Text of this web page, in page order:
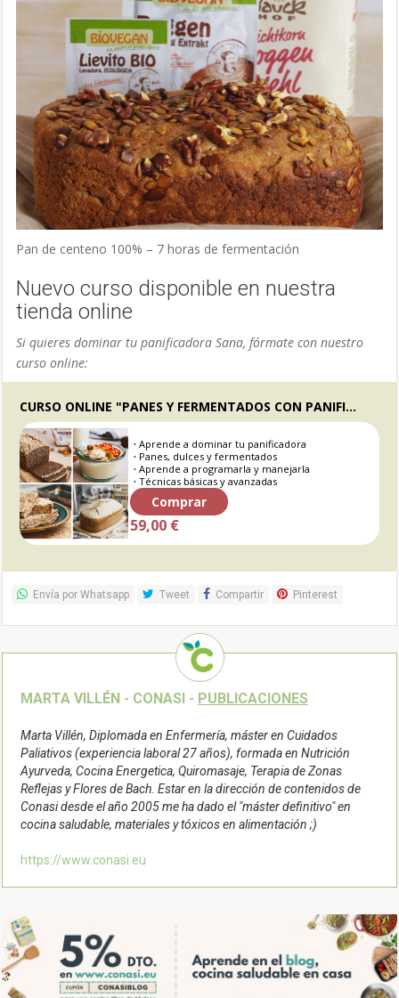
Pan de centeno 100% – 7 horas de fermentación
Nuevo curso disponible en nuestra
tienda online
Si quieres dominar tu panificadora Sana, fórmate con nuestro
curso online:
CURSO ONLINE "PANES Y FERMENTADOS CON PANIFICADORA SANA"
Aprende a dominar tu panificadora
Panes, dulces y fermentados
Aprende a programarla y manejarla
Técnicas básicas y avanzadas
Comprar
59,00 €
Envía por Whatsapp Tweet Compartir Pinterest
MARTA VILLÉN - CONASI - PUBLICACIONES
Marta Villén, Diplomada en Enfermería, máster en Cuidados
Paliativos (experiencia laboral 27 años), formada en Nutrición
Ayurveda, Cocina Energetica, Quiromasaje, Terapia de Zonas
Reflejas y Flores de Bach. Estar en la dirección de contenidos de
Conasi desde el año 2005 me ha dado el "máster definitivo" en
cocina saludable, materiales y tóxicos en alimentación ;)
https://www.conasi.eu